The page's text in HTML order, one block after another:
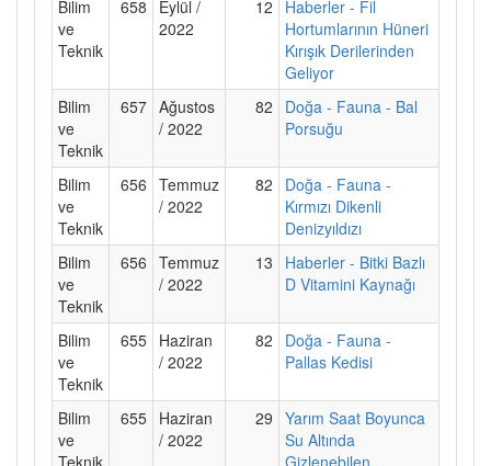
Bilim
ve
Teknik
658
Eylül /
2022
12
Haberler - Fil
Hortumlarının Hüneri
Kırışık Derilerinden
Geliyor
Bilim
ve
Teknik
657 Ağustos
/ 2022
82
Doğa - Fauna - Bal
Porsuğu
Bilim
ve
Teknik
656 Temmuz
/ 2022
82
Doğa - Fauna -
Kırmızı Dikenli
Denizyıldızı
Bilim
ve
Teknik
656 Temmuz
/ 2022
13
Haberler - Bitki Bazlı
D Vitamini Kaynağı
Bilim
ve
Teknik
655 Haziran
/ 2022
82
Doğa - Fauna -
Pallas Kedisi
Bilim
ve
Teknik
655 Haziran
/ 2022
29 Yarım Saat Boyunca
Su Altında
Gizlenebilen